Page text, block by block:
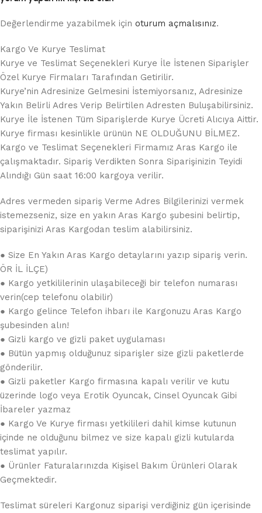
Değerlendirme yazabilmek için oturum açmalısınız.
Kargo Ve Kurye Teslimat
Kurye ve Teslimat Seçenekleri Kurye İle İstenen Siparişler
Özel Kurye Firmaları Tarafından Getirilir.
Kurye’nin Adresinize Gelmesini İstemiyorsanız, Adresinize
Yakın Belirli Adres Verip Belirtilen Adresten Buluşabilirsiniz.
Kurye İle İstenen Tüm Siparişlerde Kurye Ücreti Alıcıya Aittir.
Kurye firması kesinlikle ürünün NE OLDUĞUNU BİLMEZ.
Kargo ve Teslimat Seçenekleri Firmamız Aras Kargo ile
çalışmaktadır. Sipariş Verdikten Sonra Siparişinizin Teyidi
Alındığı Gün saat 16:00 kargoya verilir.
Adres vermeden sipariş Verme Adres Bilgilerinizi vermek
istemezseniz, size en yakın Aras Kargo şubesini belirtip,
siparişinizi Aras Kargodan teslim alabilirsiniz.
● Size En Yakın Aras Kargo detaylarını yazıp sipariş verin.
ÖR İL İLÇE)
● Kargo yetkililerinin ulaşabileceği bir telefon numarası
verin(cep telefonu olabilir)
● Kargo gelince Telefon ihbarı ile Kargonuzu Aras Kargo
şubesinden alın!
● Gizli kargo ve gizli paket uygulaması
● Bütün yapmış olduğunuz siparişler size gizli paketlerde
gönderilir.
● Gizli paketler Kargo firmasına kapalı verilir ve kutu
üzerinde logo veya Erotik Oyuncak, Cinsel Oyuncak Gibi
İbareler yazmaz
● Kargo Ve Kurye firması yetkilileri dahil kimse kutunun
içinde ne olduğunu bilmez ve size kapalı gizli kutularda
teslimat yapılır.
● Ürünler Faturalarınızda Kişisel Bakım Ürünleri Olarak
Geçmektedir.
Teslimat süreleri Kargonuz siparişi verdiğiniz gün içerisinde